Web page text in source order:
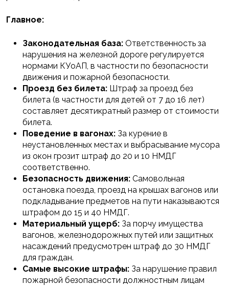
Главное:
Законодательная база: Ответственность за
нарушения на железной дороге регулируется
нормами КУоАП, в частности по безопасности
движения и пожарной безопасности.
Проезд без билета: Штраф за проезд без
билета (в частности для детей от 7 до 16 лет)
составляет десятикратный размер от стоимости
билета.
Поведение в вагонах: За курение в
неустановленных местах и выбрасывание мусора
из окон грозит штраф до 20 и 10 НМДГ
соответственно.
Безопасность движения: Самовольная
остановка поезда, проезд на крышах вагонов или
подкладывание предметов на пути наказываются
штрафом до 15 и 40 НМДГ.
Материальный ущерб: За порчу имущества
вагонов, железнодорожных путей или защитных
насаждений предусмотрен штраф до 30 НМДГ
для граждан.
Самые высокие штрафы: За нарушение правил
пожарной безопасности должностным лицам